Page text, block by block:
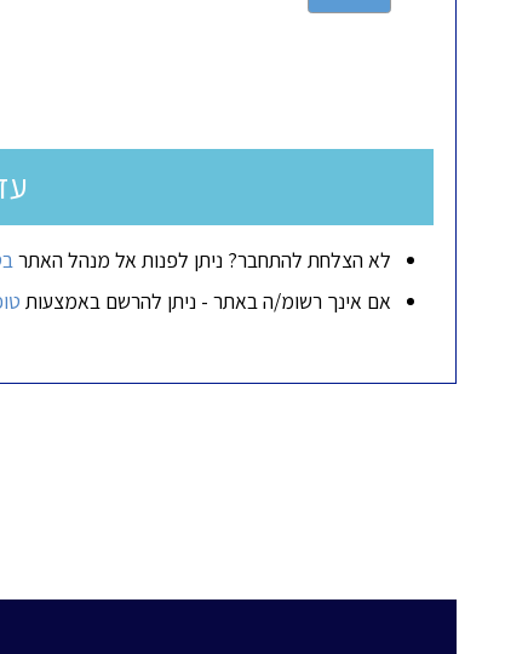
לא הצלחת להתחבר? ניתן לפנות אל מנהל האתר
אם אינך רשומ/ה באתר - ניתן להרשם באמצעות